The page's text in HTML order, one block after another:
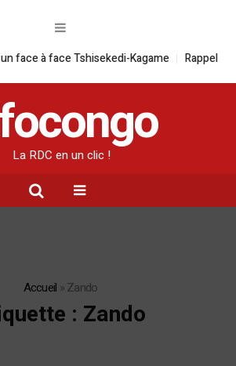
Kagame Rappel des diplomates
La RDC en un clic !
Accueil »Zando
: Zando